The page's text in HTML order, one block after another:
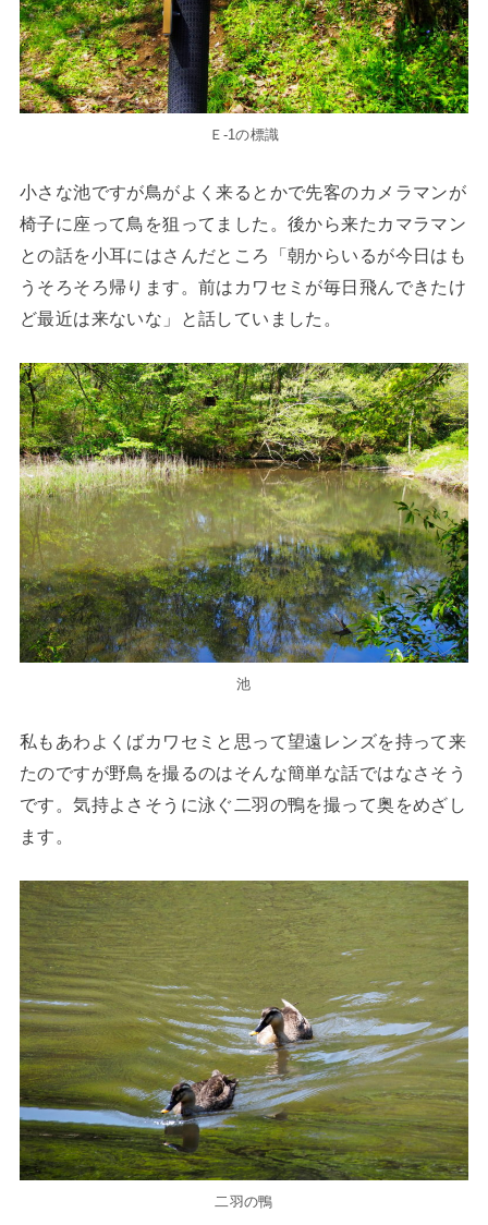
Ｅ-1の標識
小さな池ですが鳥がよく来るとかで先客のカメラマンが
椅子に座って鳥を狙ってました。後から来たカマラマン
との話を小耳にはさんだところ「朝からいるが今日はも
うそろそろ帰ります。前はカワセミが毎日飛んできたけ
ど最近は来ないな」と話していました。
池
私もあわよくばカワセミと思って望遠レンズを持って来
たのですが野鳥を撮るのはそんな簡単な話ではなさそう
です。気持よさそうに泳ぐ二羽の鴨を撮って奥をめざし
ます。
二羽の鴨